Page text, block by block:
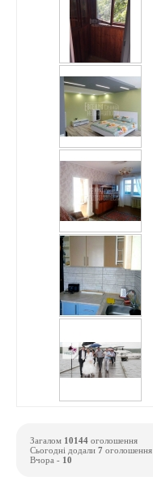
Загалом 10144 оголошення
Сьогодні додали 7 оголошення
Вчора - 10